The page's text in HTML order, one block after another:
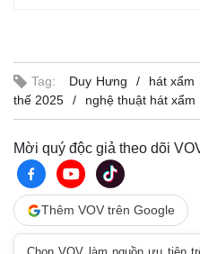
Tag: Duy Hưng hát xẩm
thế 2025
nghệ thuật hát xẩm
Mời quý độc giả theo dõi
Thêm VOV trên Google